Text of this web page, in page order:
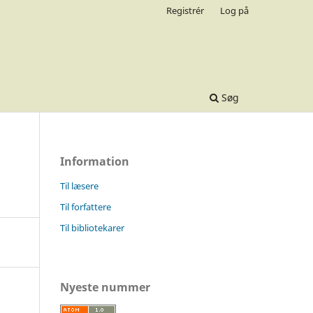
Søg
Registrér Log på
Information
Til læsere
Til forfattere
Til bibliotekarer
Nyeste nummer